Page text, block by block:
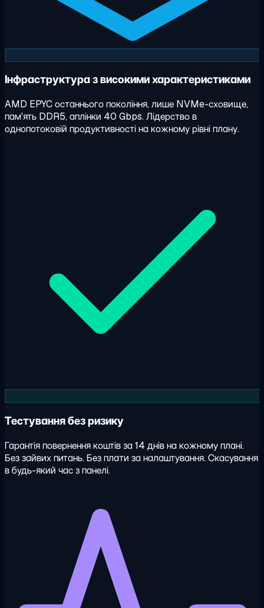
Інфраструктура з високими характеристиками
AMD EPYC останнього покоління, лише NVMe-сховище,
пам'ять DDR5, аплінки 40 Gbps. Лідерство в
однопотоковій продуктивності на кожному рівні плану.
Тестування без ризику
Гарантія повернення коштів за 14 днів на кожному плані.
Без зайвих питань. Без плати за налаштування. Скасування
в будь-який час з панелі.